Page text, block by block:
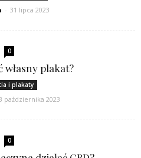
- 31 lipca 2023
0
własny plakat?
i plakaty
października 2023
0